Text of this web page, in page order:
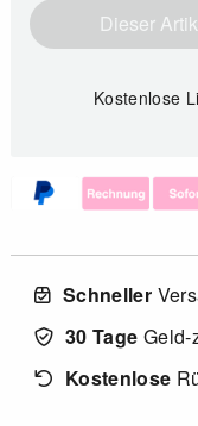
Dieser
Kostenlose
Schneller
30 Tage Geld-
Kostenlose